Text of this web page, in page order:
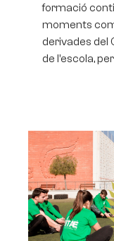
formació
moments
derivades del
de l’escola,